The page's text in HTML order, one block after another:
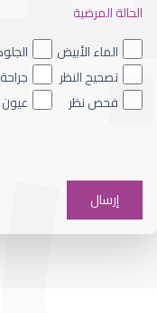
ضعف
الحالة المرضية
الماء الأبيض
تصحيح النظر
فحص نظر